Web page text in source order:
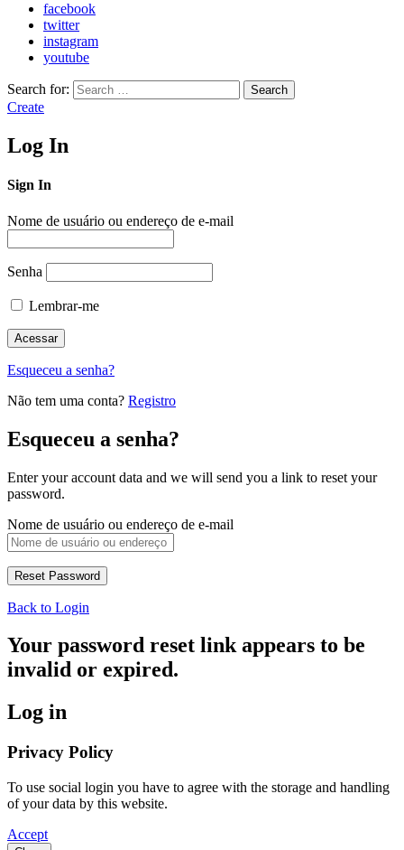
facebook
twitter
instagram
youtube
Search for: Search
Create
Log In
Sign In
Nome de usuário ou endereço de e-mail
Senha
Lembrar-me
Esqueceu a senha?
Não tem uma conta? Registro
Esqueceu a senha?
Enter your account data and we will send you a link to reset your
password.
Nome de usuário ou endereço de e-mail
Back to Login
Your password reset link appears to be
invalid or expired.
Log in
Privacy Policy
To use social login you have to agree with the storage and handling
of your data by this website.
Accept